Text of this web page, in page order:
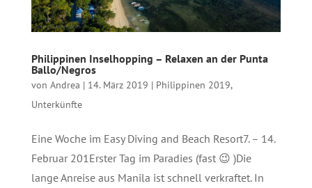
Philippinen Inselhopping – Relaxen an der Punta
Ballo/Negros
von Andrea | 14. März 2019 | Philippinen 2019,
Unterkünfte
Eine Woche im Easy Diving and Beach Resort7. – 14.
Februar 201Erster Tag im Paradies (fast 😉 )Die
lange Anreise aus Manila ist schnell verkraftet. In